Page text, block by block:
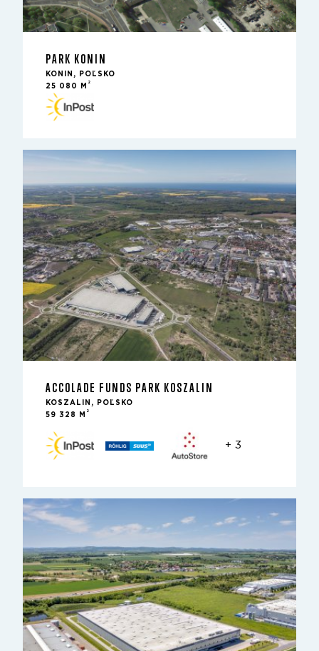
PARK KONIN
KONIN, POĽSKO
25 080 M
2
ACCOLADE FUNDS PARK KOSZALIN
KOSZALIN, POĽSKO
59 328 M
2
+ 3